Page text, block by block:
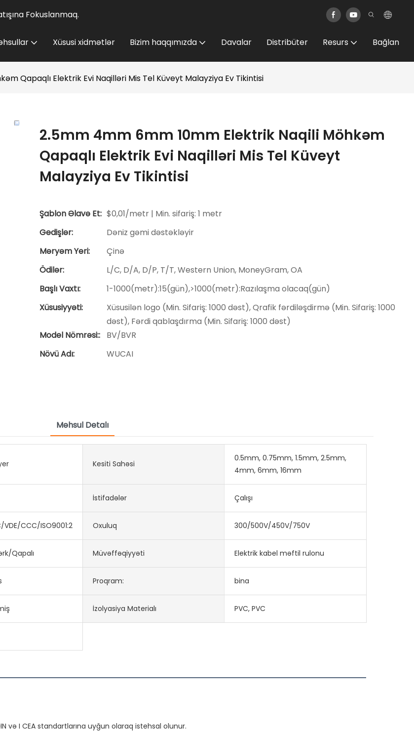
Fokuslanmaq.
Xüsusi xidmətlər Bizim haqqımızda Davalar Distribüter Resurs Bağlan
Qapaqlı Elektrik Evi Naqilləri Mis Tel Küveyt Malayziya Ev Tikintisi
2.5mm 4mm 6mm 10mm Elektrik Naqili Möhkəm
Qapaqlı Elektrik Evi Naqilləri Mis Tel Küveyt
Malayziya Ev Tikintisi
Şablon Əlavə Et: $0,01/metr | Min. sifariş: 1 metr
Gedişlər:
Dəniz gəmi dəstəkləyir
Məryəm Yeri:
Çinə
Ödilər:
L/C, D/A, D/P, T/T, Western Union, MoneyGram, OA
Başlı Vaxtı:
1-1000(metr):15(gün),>1000(metr):Razılaşma olacaq(gün)
Xüsusiyyəti:
Xüsusilən logo (Min. Sifariş: 1000 dəst), Qrafik fərdiləşdirmə (Min. Sifariş: 1000
dəst), Fərdi qablaşdırma (Min. Sifariş: 1000 dəst)
Model Nömrəsi::
BV/BVR
Növü Adı:
WUCAI
Məhsul Detalı
Kesiti Sahəsi
0.5mm, 0.75mm, 1.5mm, 2.5mm,
4mm, 6mm, 16mm
İstifadələr Çalışı
CCC/ISO9001:2008 Oxuluq 300/500V/450V/750V
Qapalı Müvəffəqiyyəti Elektrik kabel məftil rulonu
Proqram: bina
İzolyasiya Materialı PVC, PVC